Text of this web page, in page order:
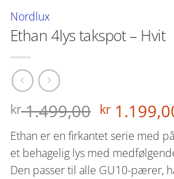
Nordlux
Ethan 4lys takspot – Hvit
kr1.499,00
pris
var:
kr
kr
Ethan er en firkantet serie med
et behagelig lys med
Den passer til alle GU10-pærer,